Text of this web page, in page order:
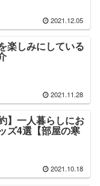
2021.12.05
楽しみにしている
2021.11.28
】一人暮らしにお
ズ4選【部屋の寒
2021.10.18